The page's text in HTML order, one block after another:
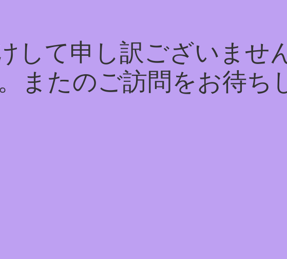
して申し訳ございませ
またのご訪問をお待ち